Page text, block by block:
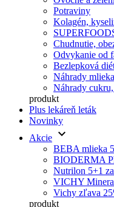
Potraviny
Kolagén,
Chudnutie,
Odvykanie od
Bezlepková
Náhrady
Náhrady
produkt
Plus lekáreň leták
Novinky
Akcie keyboard_arrow_down
BEBA mlieka
BIODERMA
Nutrilon 5+1
VICHY
Vichy zľava
produkt